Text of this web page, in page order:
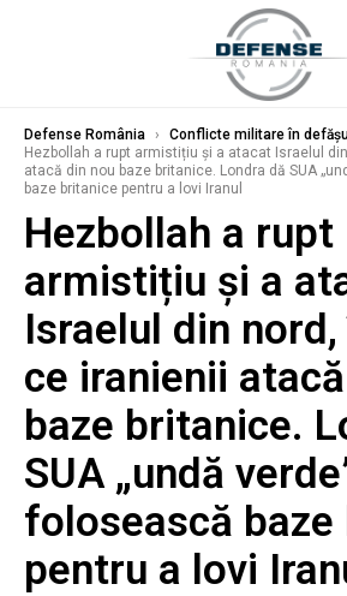
Defense România › Conflicte militare în
Hezbollah a rupt armistițiu și a atacat Israelul
atacă din nou baze britanice. Londra dă SUA
baze britanice pentru a lovi Iranul
Hezbollah a rupt
armistițiu și a
Israelul din
ce iranienii
baze britanice.
SUA „undă
folosească
pentru a lovi